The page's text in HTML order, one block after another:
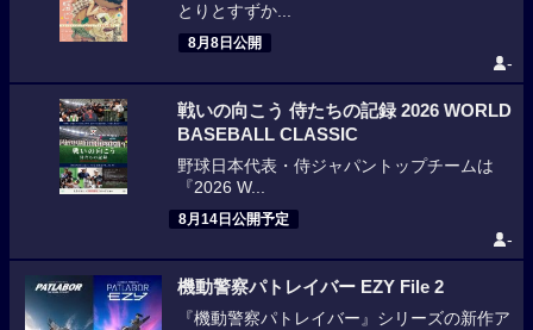
とりとすずか...
8月8日公開
-
戦いの向こう 侍たちの記録 2026 WORLD
BASEBALL CLASSIC
野球日本代表・侍ジャパントップチームは
『2026 W...
8月14日公開予定
-
機動警察パトレイバー EZY File 2
『機動警察パトレイバー』シリーズの新作ア